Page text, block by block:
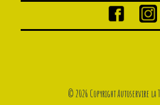
© 2026 Copyright Autoservire la